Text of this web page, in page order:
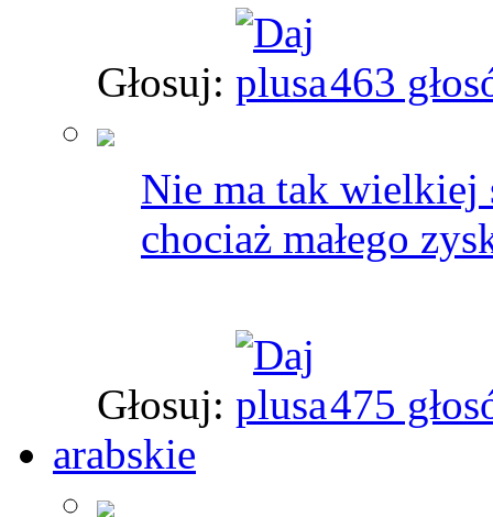
Głosuj: 463
Nie ma tak wielkiej
chociaż małego
Głosuj:
475
arabskie